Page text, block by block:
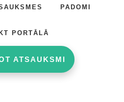
PADOMI
PORTĀLĀ
ATSAUKSMI